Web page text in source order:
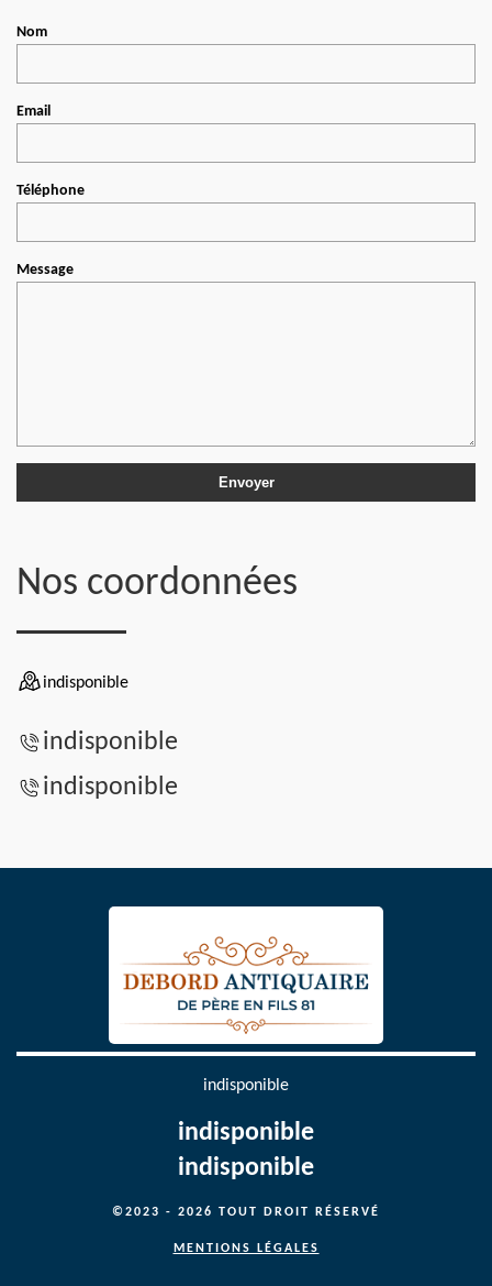
Nom
Email
Téléphone
Message
Nos coordonnées
indisponible
indisponible
indisponible
indisponible
indisponible
indisponible
©2023 - 2026 TOUT DROIT RÉSERVÉ
MENTIONS LÉGALES